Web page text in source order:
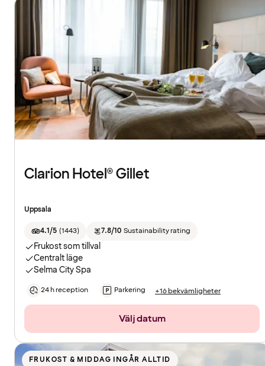
Clarion Hotel® Gillet
Uppsala
4.1/5 (1443) 7.8/10 Sustainability rating
Frukost som tillval
Centralt läge
Selma City Spa
24 h reception Parkering +16 bekvämligheter
Välj datum
FRUKOST & MIDDAG INGÅR ALLTID